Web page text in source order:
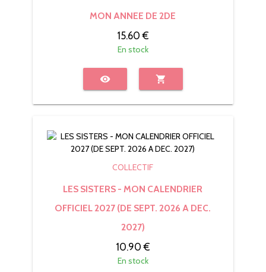
MON ANNEE DE 2DE
15.60 €
En stock
visibility shopping_cart
COLLECTIF
LES SISTERS - MON CALENDRIER
OFFICIEL 2027 (DE SEPT. 2026 A DEC.
2027)
10.90 €
En stock